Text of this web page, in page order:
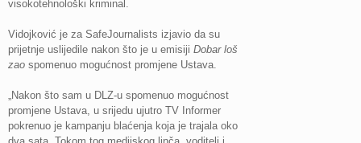
visokotehnološki kriminal.
Vidojković je za SafeJournalists izjavio da su
prijetnje uslijedile nakon što je u emisiji Dobar loš
zao spomenuo mogućnost promjene Ustava.
„Nakon što sam u DLZ-u spomenuo mogućnost
promjene Ustava, u srijedu ujutro TV Informer
pokrenuo je kampanju blaćenja koja je trajala oko